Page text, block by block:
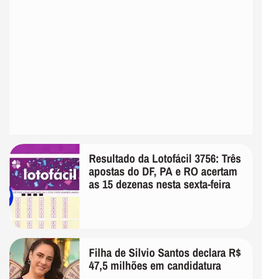
Resultado da Lotofácil 3756: Três
apostas do DF, PA e RO acertam
as 15 dezenas nesta sexta-feira
Filha de Silvio Santos declara R$
47,5 milhões em candidatura